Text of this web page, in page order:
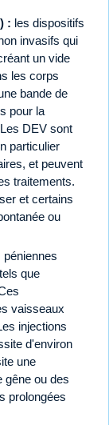
: les dispositifs
invasifs qui
un vide
les corps
bande de
pour la
DEV sont
particulier
et peuvent
traitements.
et certains
ou
péniennes
que
vaisseaux
injections
d'environ
une
gêne ou des
prolongées